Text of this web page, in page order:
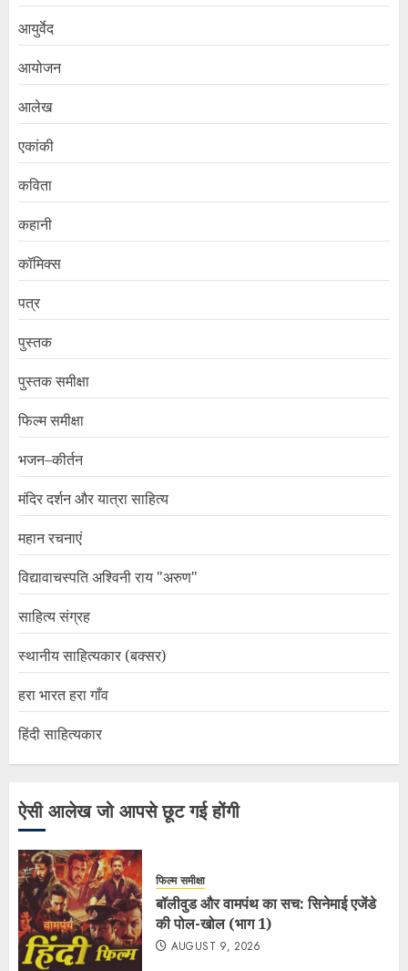
आयुर्वेद
आयोजन
आलेख
एकांकी
कविता
कहानी
कॉमिक्स
पत्र
पुस्तक
पुस्तक समीक्षा
फिल्म समीक्षा
भजन–कीर्तन
मंदिर दर्शन और यात्रा साहित्य
महान रचनाएं
विद्यावाचस्पति अश्विनी राय "अरुण"
साहित्य संग्रह
स्थानीय साहित्यकार (बक्सर)
हरा भारत हरा गाँव
हिंदी साहित्यकार
ऐसी आलेख जो आपसे छूट गई होंगी
फिल्म समीक्षा
बॉलीवुड और वामपंथ का सच: सिनेमाई एजेंडे
की पोल-खोल (भाग 1)
AUGUST 9, 2026